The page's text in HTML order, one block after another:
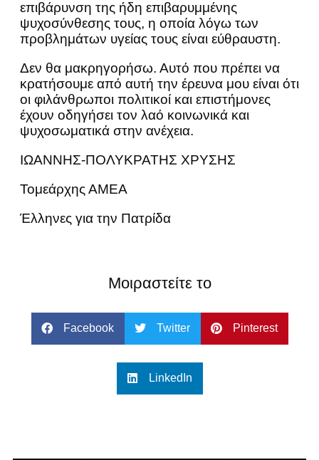
επιβάρυνση της ήδη επιβαρυμμένης
ψυχοσύνθεσης τους, η οποία λόγω των
προβλημάτων υγείας τους είναι εύθραυστη.
Δεν θα μακρηγορήσω. Αυτό που πρέπει να
κρατήσουμε από αυτή την έρευνα μου είναι ότι
οι φιλάνθρωποι πολιτικοί και επιστήμονες
έχουν οδηγήσει τον λαό κοινωνικά και
ψυχοσωματικά στην ανέχεια.
ΙΩΑΝΝΗΣ-ΠΟΛΥΚΡΑΤΗΣ ΧΡΥΣΗΣ
Τομεάρχης ΑΜΕΑ
Έλληνες για την Πατρίδα
Μοιραστείτε το
Facebook Twitter Pinterest
LinkedIn